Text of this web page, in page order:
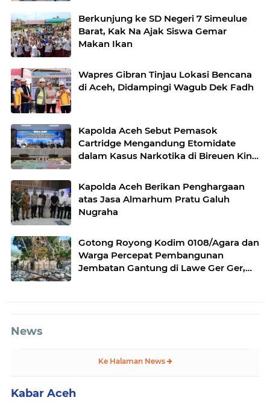
Berkunjung ke SD Negeri 7 Simeulue
Barat, Kak Na Ajak Siswa Gemar
Makan Ikan
Wapres Gibran Tinjau Lokasi Bencana
di Aceh, Didampingi Wagub Dek Fadh
Kapolda Aceh Sebut Pemasok
Cartridge Mengandung Etomidate
dalam Kasus Narkotika di Bireuen Kini
Kapolda Aceh Berikan Penghargaan
atas Jasa Almarhum Pratu Galuh
Nugraha
Gotong Royong Kodim 0108/Agara dan
Warga Percepat Pembangunan
Jembatan Gantung di Lawe Ger Ger,
News
Ke Halaman News
Kabar Aceh